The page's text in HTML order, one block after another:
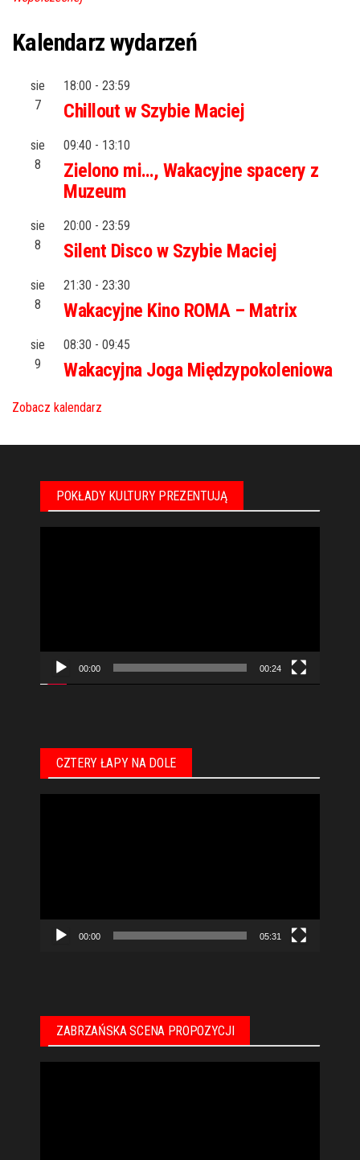
Kalendarz wydarzeń
sie
7
18:00 - 23:59
Chillout w Szybie Maciej
sie
8
09:40 - 13:10
Zielono mi…, Wakacyjne spacery z
Muzeum
sie
8
20:00 - 23:59
Silent Disco w Szybie Maciej
sie
8
21:30 - 23:30
Wakacyjne Kino ROMA – Matrix
sie
9
08:30 - 09:45
Wakacyjna Joga Międzypokoleniowa
Zobacz kalendarz
POKŁADY KULTURY PREZENTUJĄ
00:00 00:24
CZTERY ŁAPY NA DOLE
00:00 05:31
ZABRZAŃSKA SCENA PROPOZYCJI